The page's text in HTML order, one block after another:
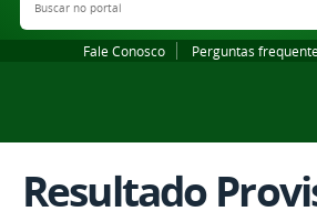
Fale Conosco Perguntas
Resultado